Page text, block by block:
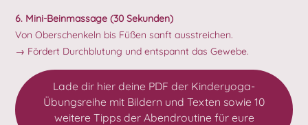
6. Mini-Beinmassage (30 Sekunden)
Von Oberschenkeln bis Füßen sanft ausstreichen.
→ Fördert Durchblutung und entspannt das Gewebe.
Lade dir hier deine PDF der Kinderyoga-
Übungsreihe mit Bildern und Texten sowie 10
weitere Tipps der Abendroutine für eure